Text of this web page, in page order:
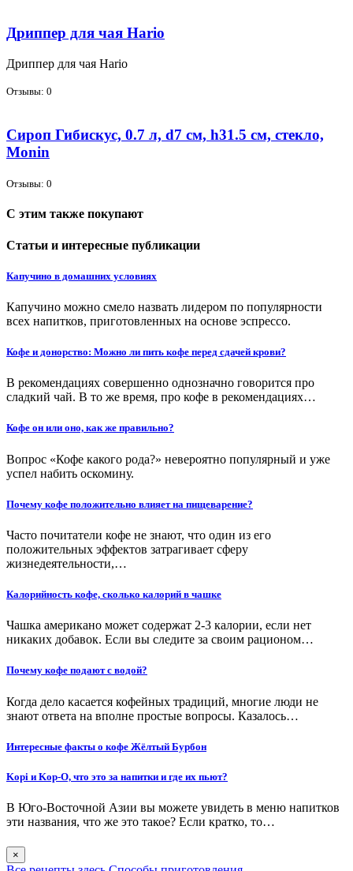
Дриппер для чая Hario
Дрип­пер для чая Hario
Отзывы: 0
Сироп Гибискус, 0.7 л, d7 см, h31.5 см, стекло,
Monin
Отзывы: 0
С этим также покупают
Статьи и интересные публикации
Капучино в домашних условиях
Капучино можно смело назвать лидером по популярности
всех напитков, приготовленных на основе эспрессо.
Кофе и донорство: Можно ли пить кофе перед сдачей крови?
В рекомендациях совершенно однозначно говорится про
сладкий чай. В то же время, про кофе в рекомендациях…
Кофе он или оно, как же правильно?
Вопрос «Кофе какого рода?» невероятно популярный и уже
успел набить оскомину.
Почему кофе положительно влияет на пищеварение?
Часто почитатели кофе не знают, что один из его
положительных эффектов затрагивает сферу
жизнедеятельности,…
Калорийность кофе, сколько калорий в чашке
Чашка американо может содержат 2-3 калории, если нет
никаких добавок. Если вы следите за своим рационом…
Почему кофе подают с водой?
Когда дело касается кофейных традиций, многие люди не
знают ответа на вполне простые вопросы. Казалось…
Интересные факты о кофе Жёлтый Бурбон
Kopi и Kop-O, что это за напитки и где их пьют?
В Юго-Восточной Азии вы можете увидеть в меню напитков
эти названия, что же это такое? Если кратко, то…
×